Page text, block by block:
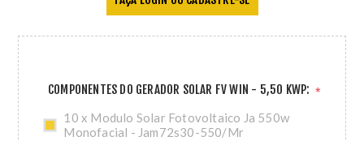
COMPONENTES DO GERADOR SOLAR FV WIN - 5,50 KWP: *
10 x Modulo Solar Fotovoltaico Ja 550w
Monofacial - Jam72s30-550/Mr